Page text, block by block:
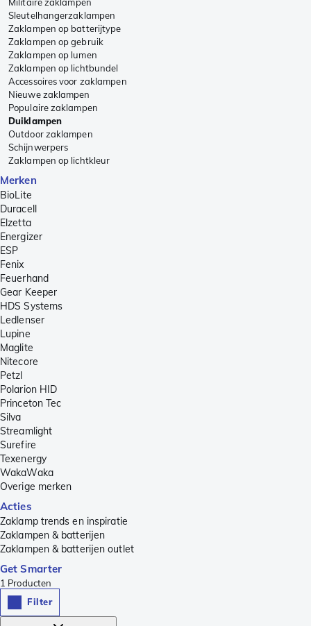
Sleutelhangerzaklampen
Zaklampen op batterijtype
Zaklampen op gebruik
Zaklampen op lumen
Zaklampen op lichtbundel
Accessoires voor zaklampen
Nieuwe zaklampen
Populaire zaklampen
Duiklampen
Outdoor zaklampen
Schijnwerpers
Zaklampen op lichtkleur
Merken
BioLite
Duracell
Elzetta
Energizer
ESP
Fenix
Feuerhand
Gear Keeper
HDS Systems
Ledlenser
Lupine
Maglite
Nitecore
Petzl
Polarion HID
Princeton Tec
Silva
Streamlight
Surefire
Texenergy
WakaWaka
Overige merken
Acties
Zaklamp trends en inspiratie
Zaklampen & batterijen
Zaklampen & batterijen outlet
Get Smarter
1 Producten
Filter